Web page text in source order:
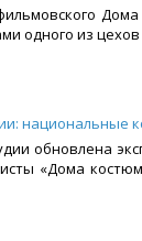
одного из
национальные
обновлена
«Дома